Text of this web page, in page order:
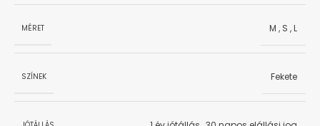
MÉRET M , S ,L
SZÍNEK Fekete